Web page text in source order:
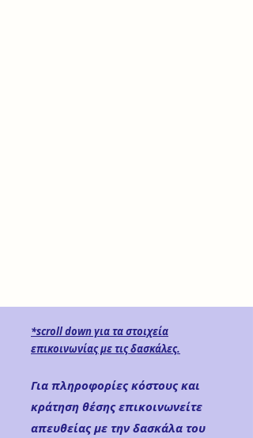
*scroll down για τα στοιχεία
επικοινωνίας με τις δασκάλες.
Για πληροφορίες κόστους και
κράτηση θέσης επικοινωνείτε
απευθείας με την δασκάλα του